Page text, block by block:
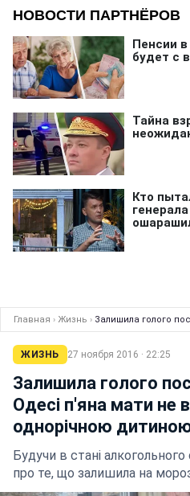
Главная › Жизнь › Залишила голого
ЖИЗНЬ 27 ноября 2016 · 22:25
Залишила голого
Одесі п'яна мати не
однорічною
Будучи в стані алкогольного
про те, що залишила на